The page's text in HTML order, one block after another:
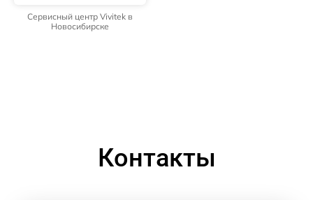
Сервисный центр Vivitek в
Новосибирске
Контакты